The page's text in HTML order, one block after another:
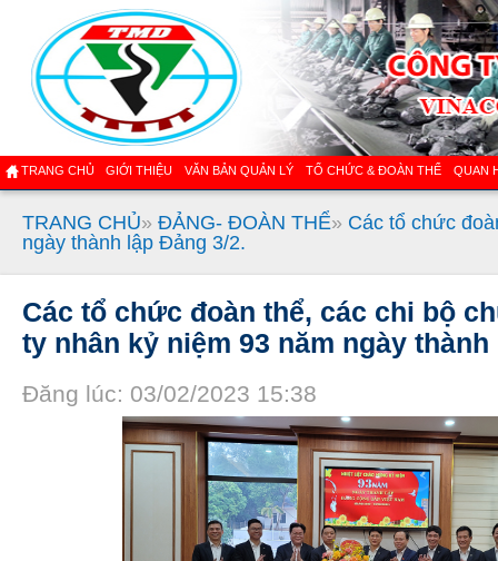
TRANG CHỦ GIỚI THIỆU VĂN BẢN QUẢN LÝ TỔ CHỨC & ĐOÀN THỂ QUAN
TRANG CHỦ» ĐẢNG- ĐOÀN THỂ» Các tổ chức
ngày thành lập Đảng 3/2.
Các tổ chức đoàn thể, các chi bộ
ty nhân kỷ niệm 93 năm ngày
Đăng lúc: 03/02/2023 15:38